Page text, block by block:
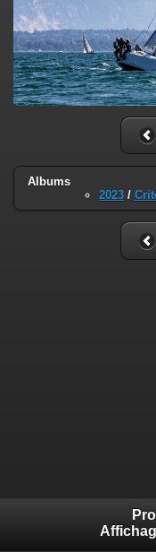
Albums
2023 /